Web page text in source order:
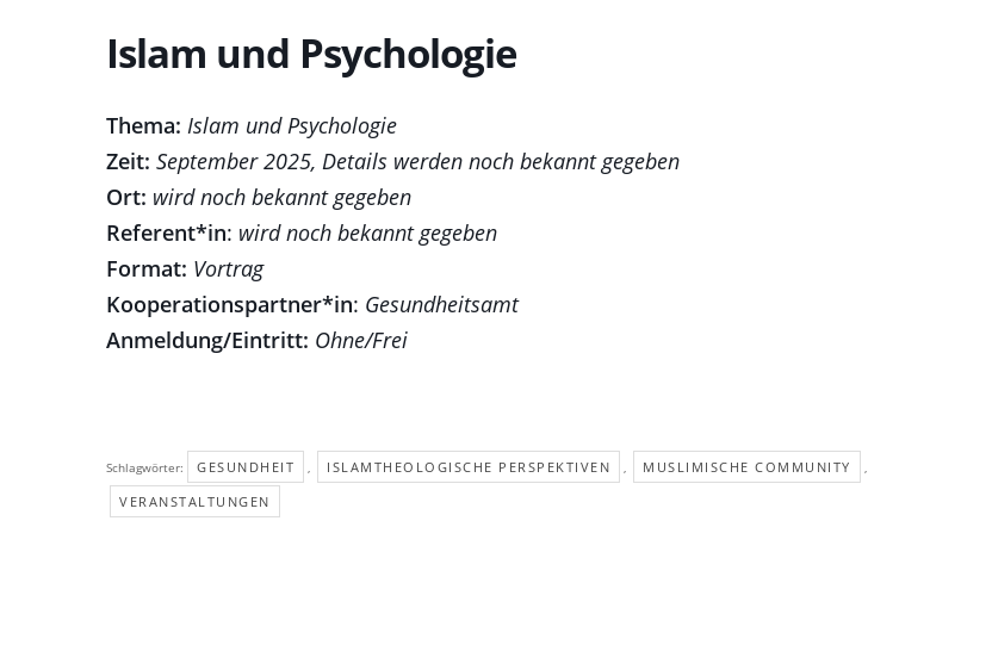
Islam und Psychologie
Thema: Islam und Psychologie
Zeit: September 2025, Details werden noch bekannt gegeben
Ort: wird noch bekannt gegeben
Referent*in: wird noch bekannt gegeben
Format: Vortrag
Kooperationspartner*in: Gesundheitsamt
Anmeldung/Eintritt: Ohne/Frei
Schlagwörter: GESUNDHEIT , ISLAMTHEOLOGISCHE PERSPEKTIVEN , MUSLIMISCHE COMMUNITY ,
VERANSTALTUNGEN